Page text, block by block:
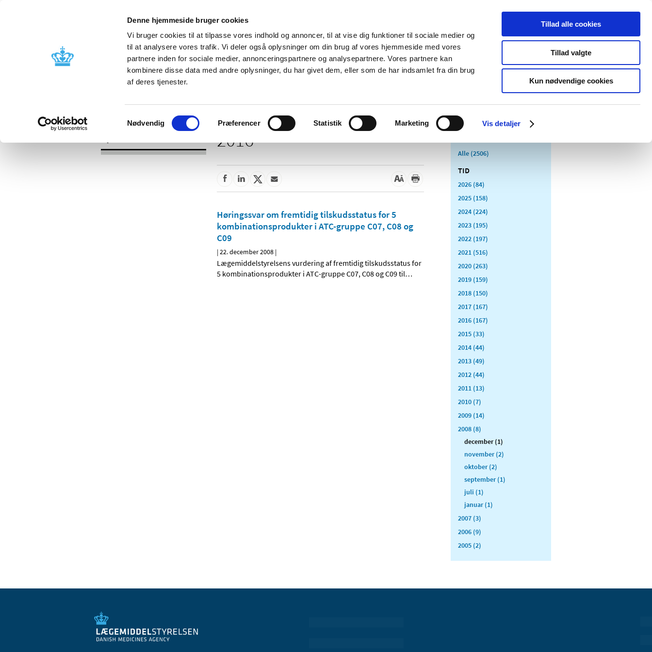
Denne hjemmeside bruger cookies
Vi bruger cookies til at tilpasse vores indhold og annoncer, til at vise dig funktioner til sociale medier og
til at analysere vores trafik. Vi deler også oplysninger om din brug af vores hjemmeside med vores
partnere inden for sociale medier, annonceringspartnere og analysepartnere. Vores partnere kan
kombinere disse data med andre oplysninger, du har givet dem, eller som de har indsamlet fra din brug
af deres tjenester.
Samtykkevalg
Nødvendig Præferencer Statistik Marketing Vis detaljer
Tillad alle cookies
Tillad valgte
Kun nødvendige cookies
Nyheder Om os Kontakt Udgivelser
Godkendelse og
Bivirkninger og
produktinformation
Tilskud og
Apoteker og salg af
Medicinsk
Særlige
produktområder
2016
Høringssvar om fremtidig tilskudsstatus for 5
kombinationsprodukter i ATC-gruppe C07, C08 og
C09
|22. december 2008 |
Lægemiddelstyrelsens vurdering af fremtidig tilskudsstatus for
5 kombinationsprodukter i ATC-gruppe C07, C08 og C09 til…
Alle (2506)
TID
2026 (84)
2025 (158)
2024 (224)
2023 (195)
2022 (197)
2021 (516)
2020 (263)
2019 (159)
2018 (150)
2017 (167)
2016 (167)
2015 (33)
2014 (44)
2013 (49)
2012 (44)
2011 (13)
2010 (7)
2009 (14)
2008 (8)
december (1)
november (2)
oktober (2)
september (1)
juli (1)
januar (1)
2007 (3)
2006 (9)
2005 (2)